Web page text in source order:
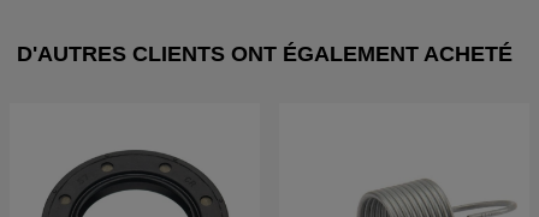
D'AUTRES CLIENTS ONT ÉGALEMENT ACHETÉ